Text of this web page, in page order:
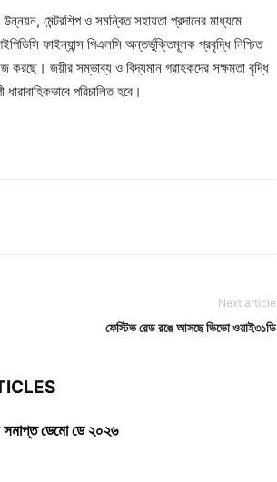
মেন্টরশিপ ও সমন্বিত সহায়তা প্রদানের মাধ্যমে
ফাইন্যান্স পিএলসি অন্তর্ভুক্তিমূলক প্রবৃদ্ধি নিশ্চিত
করছে। জয়ীর সম্ভাব্য ও বিদ্যমান গ্রাহকদের সক্ষমতা বৃদ্ধি
পরিচালিত হবে।
Next article
ফেস্টিভ রেড রঙে আসছে ভিভো ওয়াই৩১ডি
সমাপ্ত ডেমো ডে ২০২৬